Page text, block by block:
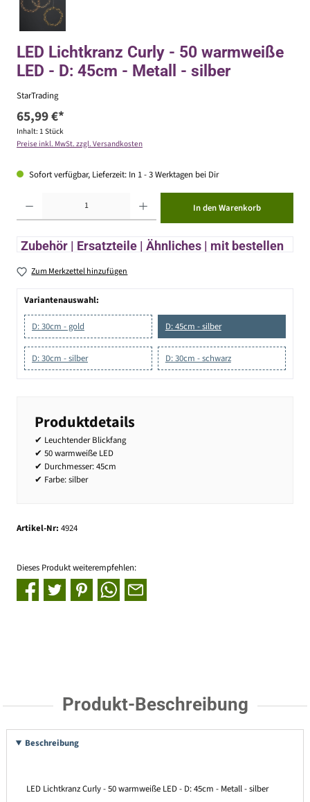
LED Lichtkranz Curly - 50 warmweiße
LED - D: 45cm - Metall - silber
StarTrading
65,99 €*
Inhalt: 1 Stück
Preise inkl. MwSt. zzgl. Versandkosten
Sofort verfügbar, Lieferzeit: In 1 - 3 Werktagen bei Dir
In den Warenkorb
Zubehör | Ersatzteile | Ähnliches | mit bestellen
Zum Merkzettel hinzufügen
Variantenauswahl:
D: 30cm - gold D: 45cm - silber
D: 30cm - silber D: 30cm - schwarz
Produktdetails
✔ Leuchtender Blickfang
✔ 50 warmweiße LED
✔ Durchmesser: 45cm
✔ Farbe: silber
Artikel-Nr: 4924
Dieses Produkt weiterempfehlen:
Produkt-Beschreibung
Beschreibung
LED Lichtkranz Curly - 50 warmweiße LED - D: 45cm - Metall - silber